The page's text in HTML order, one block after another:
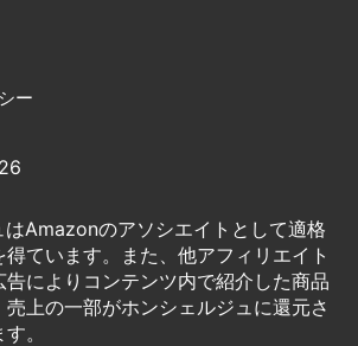
ー
Amazonのアソシエイトとして適格
ています。また、他アフィリエイト
によりコンテンツ内で紹介した商品
上の一部がホンシェルジュに還元さ
。